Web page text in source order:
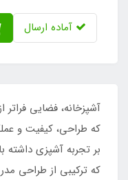
آماده ارسال
آشپزخانه، فضایی
که طراحی، کیفیت و
بر تجربه آشپزی
که ترکیبی از طراحی